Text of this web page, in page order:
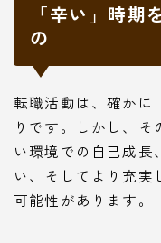
「辛い」時期
の
転職活動は、確かに
りです。しかし、
い環境での自己成長
い、そしてより充実
可能性があります。